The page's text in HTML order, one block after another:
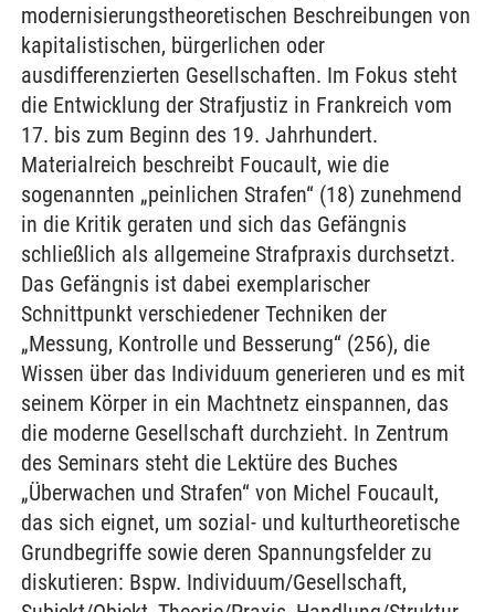
modernisierungstheoretischen Beschreibungen von
kapitalistischen, bürgerlichen oder
ausdifferenzierten Gesellschaften. Im Fokus steht
die Entwicklung der Strafjustiz in Frankreich vom
17. bis zum Beginn des 19. Jahrhundert.
Materialreich beschreibt Foucault, wie die
sogenannten „peinlichen Strafen“ (18) zunehmend
in die Kritik geraten und sich das Gefängnis
schließlich als allgemeine Strafpraxis durchsetzt.
Das Gefängnis ist dabei exemplarischer
Schnittpunkt verschiedener Techniken der
„Messung, Kontrolle und Besserung“ (256), die
Wissen über das Individuum generieren und es mit
seinem Körper in ein Machtnetz einspannen, das
die moderne Gesellschaft durchzieht. In Zentrum
des Seminars steht die Lektüre des Buches
„Überwachen und Strafen“ von Michel Foucault,
das sich eignet, um sozial- und kulturtheoretische
Grundbegriffe sowie deren Spannungsfelder zu
diskutieren: Bspw. Individuum/Gesellschaft,